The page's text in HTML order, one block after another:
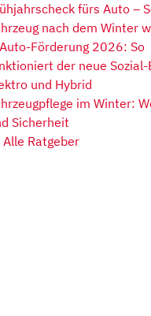
fürs Auto –
nach dem Winter
Förderung 2026: So
der neue Sozial-
und Hybrid
im Winter:
Sicherheit
Alle Ratgeber